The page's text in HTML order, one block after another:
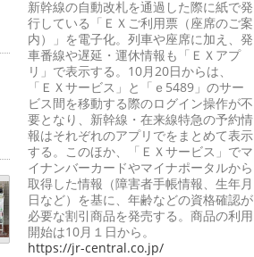
新幹線の自動改札を通過した際に紙で発
行している「ＥＸご利用票（座席のご案
内）」を電子化。列車や座席に加え、発
車番線や遅延・運休情報も「ＥＸアプ
リ」で表示する。10月20日からは、
「ＥＸサービス」と「ｅ5489」のサー
ビス間を移動する際のログイン操作が不
要となり、新幹線・在来線特急の予約情
報はそれぞれのアプリでをまとめて表示
する。このほか、「ＥＸサービス」でマ
イナンバーカードやマイナポータルから
取得した情報（障害者手帳情報、生年月
日など）を基に、年齢などの資格確認が
必要な割引商品を発売する。商品の利用
開始は10月１日から。
https://jr-central.co.jp/